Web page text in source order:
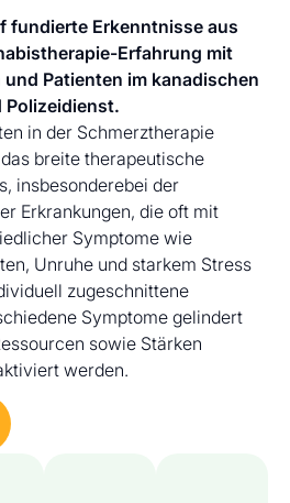
Erkenntnisse aus
Erfahrung mit
Patienten im kanadischen
in der Schmerztherapie
breite therapeutische
insbesonderebei der
Erkrankungen, die oft mit
Symptome wie
Unruhe und starkem Stress
zugeschnittene
Symptome gelindert
sowie Stärken
werden.